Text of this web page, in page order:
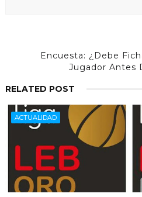
Encuesta: ¿Debe
Jugador Antes
RELATED POST
ACTUALIDAD